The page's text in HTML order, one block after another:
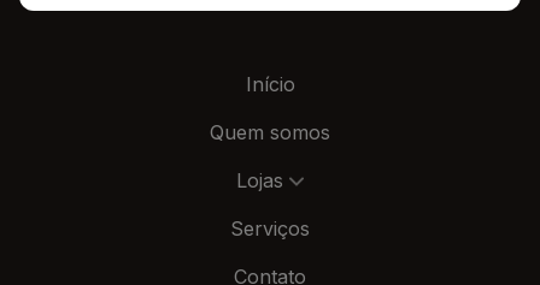
Início
Quem somos
Lojas
Serviços
Contato